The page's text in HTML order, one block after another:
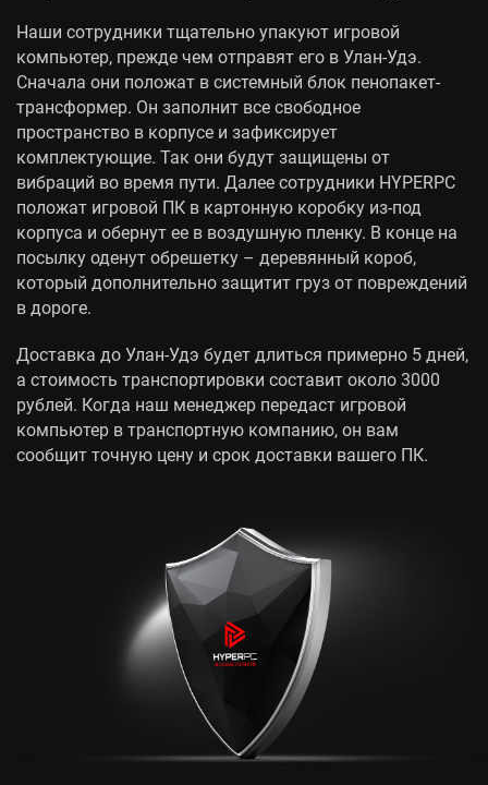
Наши сотрудники тщательно упакуют игровой
компьютер, прежде чем отправят его в Улан-Удэ.
Сначала они положат в системный блок пенопакет-
трансформер. Он заполнит все свободное
пространство в корпусе и зафиксирует
комплектующие. Так они будут защищены от
вибраций во время пути. Далее сотрудники HYPERPC
положат игровой ПК в картонную коробку из-под
корпуса и обернут ее в воздушную пленку. В конце на
посылку оденут обрешетку – деревянный короб,
который дополнительно защитит груз от повреждений
в дороге.
Доставка до Улан-Удэ будет длиться примерно 5 дней,
а стоимость транспортировки составит около 3000
рублей. Когда наш менеджер передаст игровой
компьютер в транспортную компанию, он вам
сообщит точную цену и срок доставки вашего ПК.